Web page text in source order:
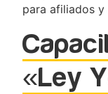
para afiliados y
«Ley